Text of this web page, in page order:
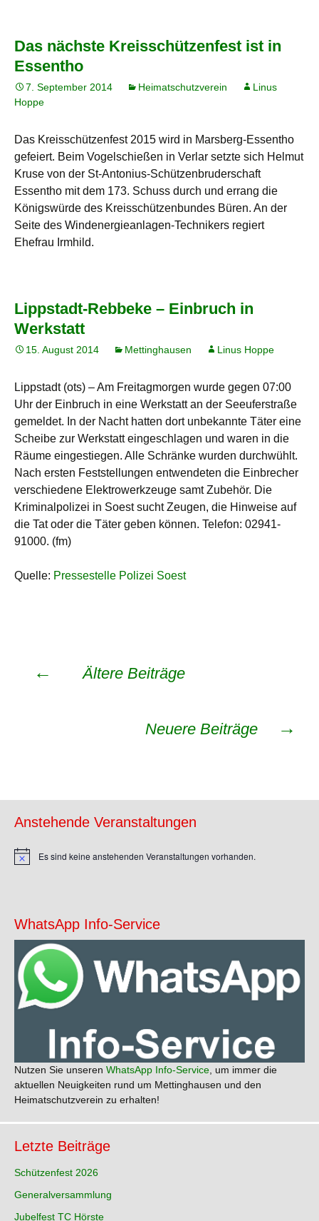
Das nächste Kreisschützenfest ist in
Essentho
7. September 2014 Heimatschutzverein
Linus
Hoppe
Das Kreisschützenfest 2015 wird in Marsberg-Essentho
gefeiert. Beim Vogelschießen in Verlar setzte sich Helmut
Kruse von der St-Antonius-Schützenbruderschaft
Essentho mit dem 173. Schuss durch und errang die
Königswürde des Kreisschützenbundes Büren. An der
Seite des Windenergieanlagen-Technikers regiert
Ehefrau Irmhild.
Lippstadt-Rebbeke – Einbruch in
Werkstatt
15. August 2014 Mettinghausen Linus Hoppe
Lippstadt (ots) – Am Freitagmorgen wurde gegen 07:00
Uhr der Einbruch in eine Werkstatt an der Seeuferstraße
gemeldet. In der Nacht hatten dort unbekannte Täter eine
Scheibe zur Werkstatt eingeschlagen und waren in die
Räume eingestiegen. Alle Schränke wurden durchwühlt.
Nach ersten Feststellungen entwendeten die Einbrecher
verschiedene Elektrowerkzeuge samt Zubehör. Die
Kriminalpolizei in Soest sucht Zeugen, die Hinweise auf
die Tat oder die Täter geben können. Telefon: 02941-
91000. (fm)
Quelle: Pressestelle Polizei Soest
Beitragsnavigation
← Ältere Beiträge
Neuere Beiträge →
Anstehende Veranstaltungen
HinweisEs sind keine anstehenden Veranstaltungen vorhanden.
WhatsApp Info-Service
Nutzen Sie unseren WhatsApp Info-Service , um immer die
aktuellen Neuigkeiten rund um Mettinghausen und den
Heimatschutzverein zu erhalten!
Letzte Beiträge
Schützenfest 2026
Generalversammlung
Jubelfest TC Hörste